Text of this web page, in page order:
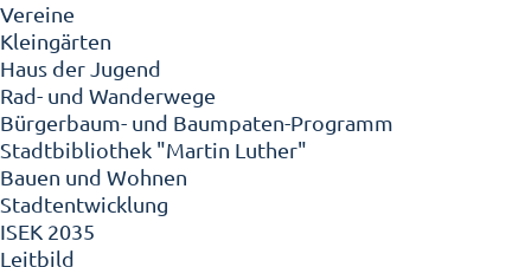
Vereine
Kleingärten
Haus der Jugend
Rad- und Wanderwege
Bürgerbaum- und Baumpaten-Programm
Stadtbibliothek "Martin Luther"
Bauen und Wohnen
Stadtentwicklung
ISEK 2035
Leitbild